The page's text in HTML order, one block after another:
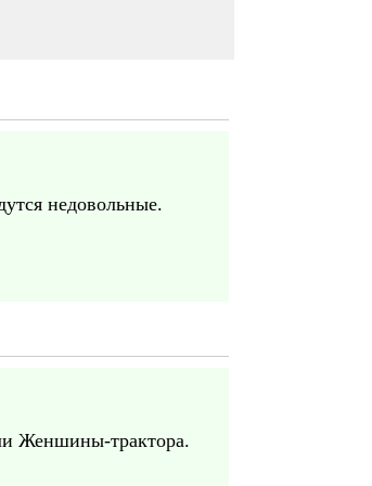
недовольные.
Женшины-трактора.